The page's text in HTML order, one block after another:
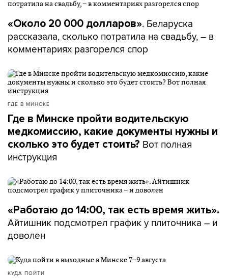
«Около 20 000 долларов». Беларуска
рассказала, сколько потратила на свадьбу, – в
комментариях разгорелся спор
ГДЕ В МИНСКЕ
Где в Минске пройти водительскую
медкомиссию, какие документы нужны и
сколько это будет стоить? Вот полная
инструкция
«Работаю до 14:00, так есть время жить».
Айтишник подсмотрел график у плиточника – и
доволен
КУДА ПОЙТИ